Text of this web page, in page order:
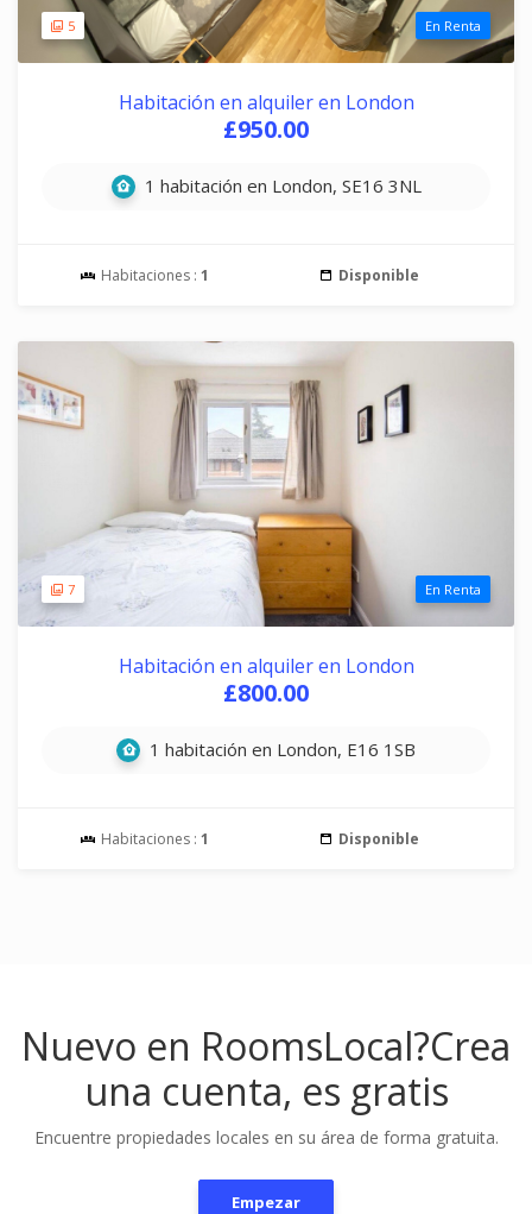
5 En Renta
Habitación en alquiler en London
£950.00
1 habitación en London, SE16 3NL
Habitaciones : 1 Disponible
7 En Renta
Habitación en alquiler en London
£800.00
1 habitación en London, E16 1SB
Habitaciones : 1 Disponible
Nuevo en RoomsLocal?Crea
una cuenta, es gratis
Encuentre propiedades locales en su área de forma gratuita.
Empezar